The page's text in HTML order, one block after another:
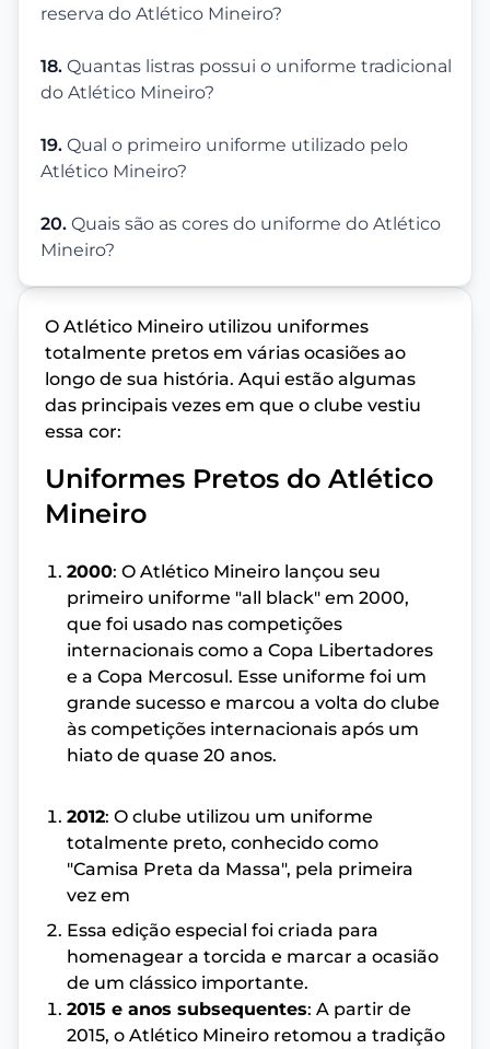
reserva do Atlético Mineiro?
18. Quantas listras possui o uniforme tradicional
do Atlético Mineiro?
19. Qual o primeiro uniforme utilizado pelo
Atlético Mineiro?
20. Quais são as cores do uniforme do Atlético
Mineiro?
O Atlético Mineiro utilizou uniformes
totalmente pretos em várias ocasiões ao
longo de sua história. Aqui estão algumas
das principais vezes em que o clube vestiu
essa cor:
Uniformes Pretos do Atlético
Mineiro
2000: O Atlético Mineiro lançou seu
primeiro uniforme "all black" em 2000,
que foi usado nas competições
internacionais como a Copa Libertadores
e a Copa Mercosul. Esse uniforme foi um
grande sucesso e marcou a volta do clube
às competições internacionais após um
hiato de quase 20 anos.
2012: O clube utilizou um uniforme
totalmente preto, conhecido como
"Camisa Preta da Massa", pela primeira
vez em
Essa edição especial foi criada para
homenagear a torcida e marcar a ocasião
de um clássico importante.
2015 e anos subsequentes: A partir de
2015, o Atlético Mineiro retomou a tradição